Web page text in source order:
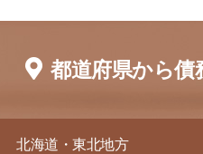
都道府県から債
北海道・東北地方